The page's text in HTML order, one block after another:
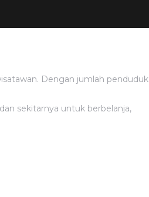
Dengan jumlah penduduk
sekitarnya untuk berbelanja,